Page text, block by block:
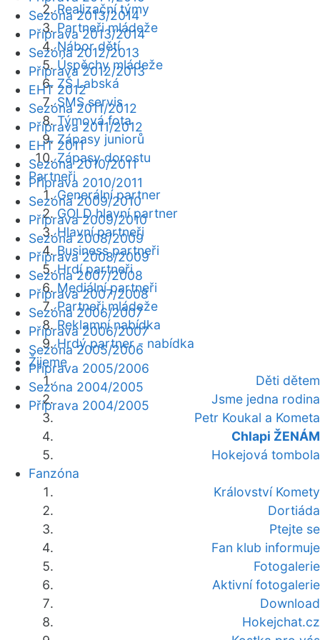
Realizační týmy
Partneři mládeže
Nábor dětí
Úspěchy mládeže
ZŠ Labská
SMS servis
Týmová fota
Zápasy juniorů
Zápasy dorostu
Partneři
Generální partner
GOLD hlavní partner
Hlavní partneři
Business partneři
Hrdí partneři
Mediální partneři
Partneři mládeže
Reklamní nabídka
Hrdý partner - nabídka
Žijeme
Děti dětem
Jsme jedna rodina
Petr Koukal a Kometa
Chlapi ŽENÁM
Hokejová tombola
Fanzóna
Království Komety
Dortiáda
Ptejte se
Fan klub informuje
Fotogalerie
Aktivní fotogalerie
Download
Hokejchat.cz
Sezóna 2013/2014
Příprava 2013/2014
Sezóna 2012/2013
Příprava 2012/2013
EHT 2012
Sezóna 2011/2012
Příprava 2011/2012
EHT 2011
Sezóna 2010/2011
Příprava 2010/2011
Sezóna 2009/2010
Příprava 2009/2010
Sezóna 2008/2009
Příprava 2008/2009
Sezóna 2007/2008
Příprava 2007/2008
Sezóna 2006/2007
Příprava 2006/2007
Sezóna 2005/2006
Příprava 2005/2006
Sezóna 2004/2005
Příprava 2004/2005